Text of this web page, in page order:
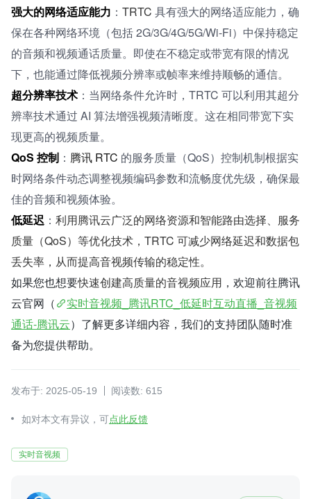
强大的网络适应能力 ： TRTC 具有强大的网络适应能力，确
保在各种网络环境（包括 2G/3G/4G/5G/Wi-Fi）中保持稳定
的音频和视频通话质量。即使在不稳定或带宽有限的情况
下，也能通过降低视频分辨率或帧率来维持顺畅的通信。
超分辨率技术 ：当网络条件允许时，TRTC 可以利用其超分
辨率技术通过 AI 算法增强视频清晰度。这在相同带宽下实
现更高的视频质量。
QoS 控制 ： 腾讯 RTC 的服务质量（QoS）控制机制根据实
时网络条件动态调整视频编码参数和流畅度优先级，确保最
佳的音频和视频体验。
低延迟 ： 利用腾讯云广泛的网络资源和智能路由选择、服务
质量（QoS）等优化技术，TRTC 可减少网络延迟和数据包
丢失率，从而提高音视频传输的稳定性。
如果您也想要快速创建高质量的音视频应用 ，欢迎前往腾讯
云官网（
实时音视频_腾讯RTC_低延时互动直播_音视频
通话-腾讯云）了解更多详细内容，我们的支持团队随时准
备为您提供帮助。
发布于: 2025-05-19 阅读数: 615
如对本文有异议，可点此反馈
实时音视频